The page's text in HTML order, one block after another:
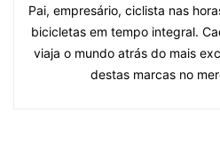
Pai, empresário, ciclista nas
bicicletas em tempo integral.
viaja o mundo atrás do mais
destas marcas no